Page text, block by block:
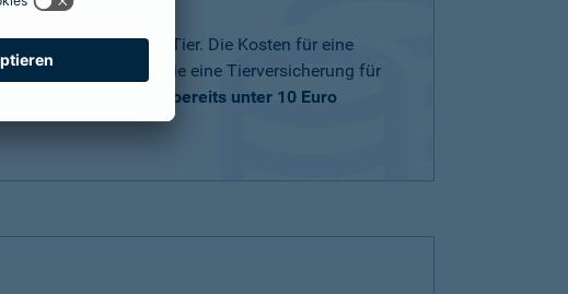
, passend zu Ihrem Tier. Die Kosten für eine
und ob Sie eine Tierversicherung für
Die Beiträge
starten bereits unter 10 Euro